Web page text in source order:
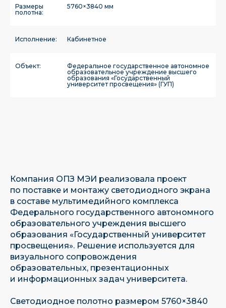
Размеры
полотна:
5760×3840 мм
Исполнение: Кабинетное
Объект:
Федеральное государственное автономное
образовательное учреждение высшего
образования «Государственный
университет просвещения» (ГУП)
Компания ОПЗ МЭИ реализовала проект
по поставке и монтажу светодиодного экрана
в составе мультимедийного комплекса
Федерального государственного автономного
образовательного учреждения высшего
образования «Государственный университет
просвещения». Решение используется для
визуального сопровождения
образовательных, презентационных
и информационных задач университета.
Светодиодное полотно размером 5760×3840